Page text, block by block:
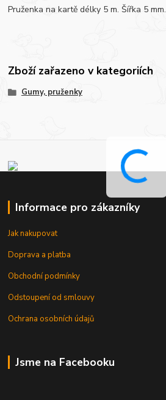
Pruženka na kartě délky 5 m. Šířka 5 mm.
Zboží zařazeno v kategoriích
Gumy, pruženky
Informace pro zákazníky
Jak nakupovat
Doprava a platba
Obchodní podmínky
Odstoupení od smlouvy
Ochrana osobních údajů
Jsme na Facebooku